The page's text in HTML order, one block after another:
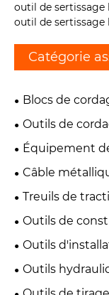
outil de sertissage
outil de sertissage
Catégorie
Blocs de
Outils de
Équipement
Câble
Treuils de
Outils de
Outils
Outils